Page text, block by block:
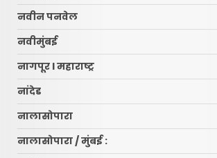
नवीन पनवेल
नवीमुंबई
नागपूर l महाराष्ट्र
नांदेड
नालासोपारा
नालासोपारा / मुंबई :